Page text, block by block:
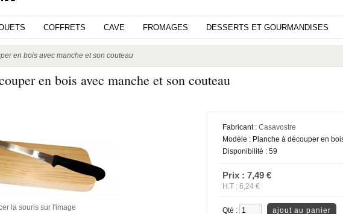
COFFRETS CAVE FROMAGES DESSERTS ET GOURMANDISES
en bois avec manche et son couteau
en bois avec manche et son couteau
la souris sur l'image
Fabricant : Casavostre
Modèle : Planche à découper en
Disponibilité : 59
Prix : 7,49 €
H.T : 6,24 €
Qté :